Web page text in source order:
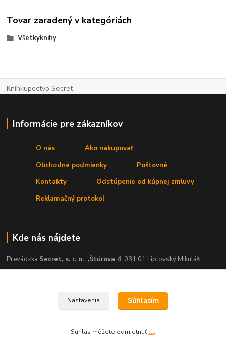
Tovar zaradený v kategóriách
Všetkyknihy
Kníhkupectvo Secret
Informácie pre zákazníkov
O nás
Ako nakupovať
Obchodné podmienky
Poštovné
Kontakty
Odstúpenie od kúpnej zmluvy
Reklamačný protokol
Kde nás nájdete
Prevádzka:Secret, s. r. o. ,Štúrova 4, 031 01 Liptovský Mikuláš
Nastavenia Súhlasím
Súhlas môžete odmietnuťtu.